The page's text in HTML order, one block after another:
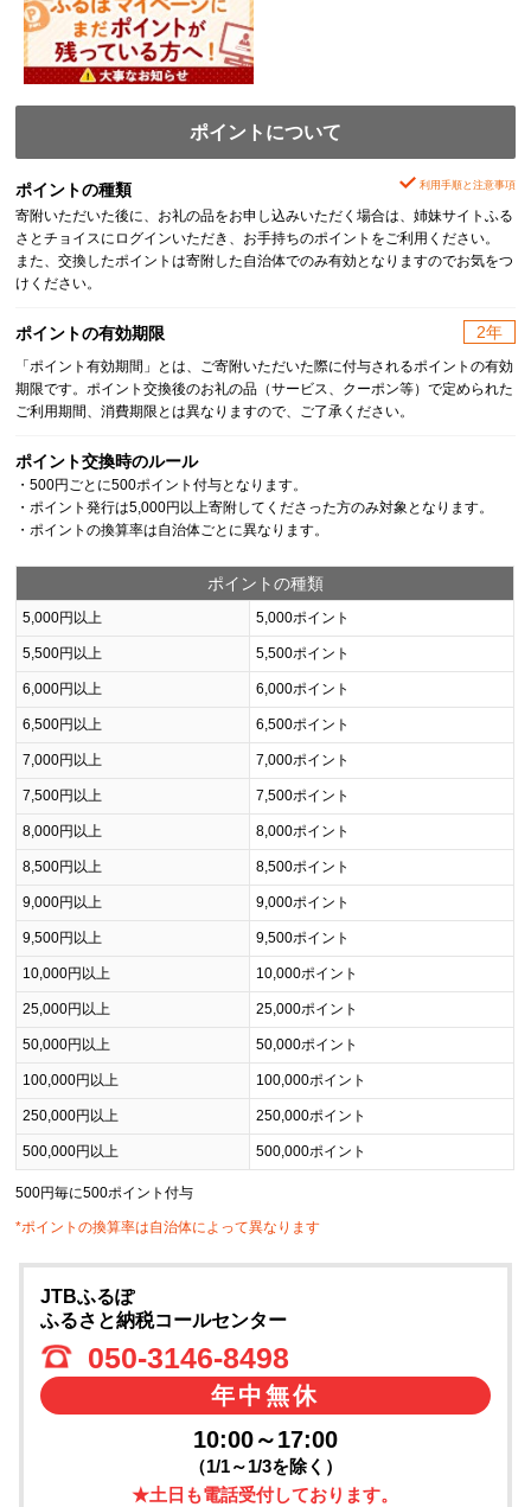
ポイントについて
ポイントの種類 利用手順と注意事項
寄附いただいた後に、お礼の品をお申し込みいただく場合は、姉妹サイトふる
さとチョイスにログインいただき、お手持ちのポイントをご利用ください。
また、交換したポイントは寄附した自治体でのみ有効となりますのでお気をつ
けください。
ポイントの有効期限 2年
「ポイント有効期間」とは、ご寄附いただいた際に付与されるポイントの有効
期限です。ポイント交換後のお礼の品（サービス、クーポン等）で定められた
ご利用期間、消費期限とは異なりますので、ご了承ください。
ポイント交換時のルール
・500円ごとに500ポイント付与となります。
・ポイント発行は5,000円以上寄附してくださった方のみ対象となります。
・ポイントの換算率は自治体ごとに異なります。
ポイントの種類
5,000円以上 5,000ポイント
5,500円以上 5,500ポイント
6,000円以上 6,000ポイント
6,500円以上 6,500ポイント
7,000円以上 7,000ポイント
7,500円以上 7,500ポイント
8,000円以上 8,000ポイント
8,500円以上 8,500ポイント
9,000円以上 9,000ポイント
9,500円以上 9,500ポイント
10,000円以上 10,000ポイント
25,000円以上 25,000ポイント
50,000円以上 50,000ポイント
100,000円以上 100,000ポイント
250,000円以上 250,000ポイント
500,000円以上 500,000ポイント
500円毎に500ポイント付与
*ポイントの換算率は自治体によって異なります
JTBふるぽ
ふるさと納税コールセンター
050-3146-8498
年中無休
10:00～17:00
（1/1～1/3を除く）
★土日も電話受付しております。